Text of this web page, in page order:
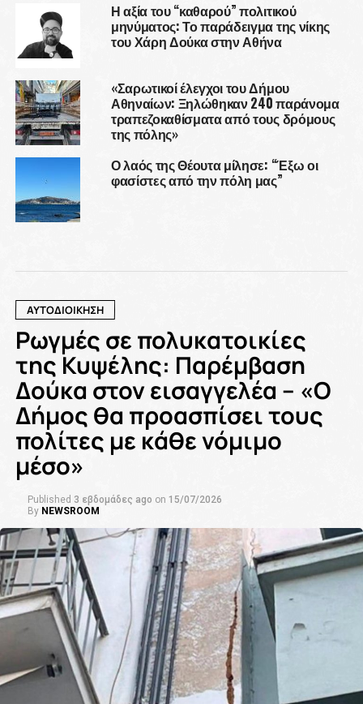
Η αξία του “καθαρού” πολιτικού
μηνύματος: Το παράδειγμα της νίκης
του Χάρη Δούκα στην Αθήνα
«Σαρωτικοί έλεγχοι του Δήμου
Αθηναίων: Ξηλώθηκαν 240 παράνομα
τραπεζοκαθίσματα από τους δρόμους
της πόλης»
Ο λαός της Θέουτα μίλησε: “Έξω οι
φασίστες από την πόλη μας”
ΑΥΤΟΔΙΟΙΚΗΣΗ
Ρωγμές σε πολυκατοικίες
της Κυψέλης: Παρέμβαση
Δούκα στον εισαγγελέα – «Ο
Δήμος θα προασπίσει τους
πολίτες με κάθε νόμιμο
μέσο»
Published 3 εβδομάδες ago on 15/07/2026
By NEWSROOM